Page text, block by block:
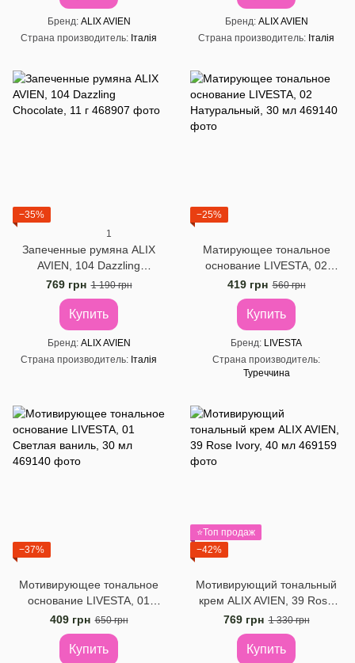
Бренд ALIX AVIEN
Страна производитель
Італія
Бренд ALIX AVIEN
Страна производитель
Італія
−35%
1
Запеченные румяна ALIX
AVIEN, 104 Dazzling
Chocolate, 11 г
769 грн 1 190 грн
Купить
Бренд ALIX AVIEN
Страна производитель
Італія
−25%
Матирующее тональное
основание LIVESTA, 02
Натуральный, 30 мл
419 грн 560 грн
Купить
Бренд LIVESTA
Страна производитель
Туреччина
−37%
Мотивирующее тональное
основание LIVESTA, 01
Светлая ваниль, 30 мл
409 грн 650 грн
Купить
⭐Топ продаж
−42%
Мотивирующий тональный
крем ALIX AVIEN, 39 Rose
Ivory, 40 мл
769 грн 1 330 грн
Купить